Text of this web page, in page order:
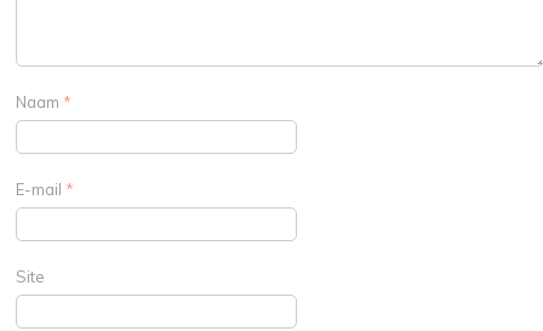
Naam *
E-mail *
Site